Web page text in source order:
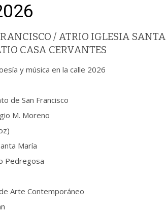
/ ATRIO IGLESIA SANTA
CASA CERVANTES
y música en la calle 2026
de San Francisco
M. Moreno
María
Pedregosa
Arte Contemporáneo